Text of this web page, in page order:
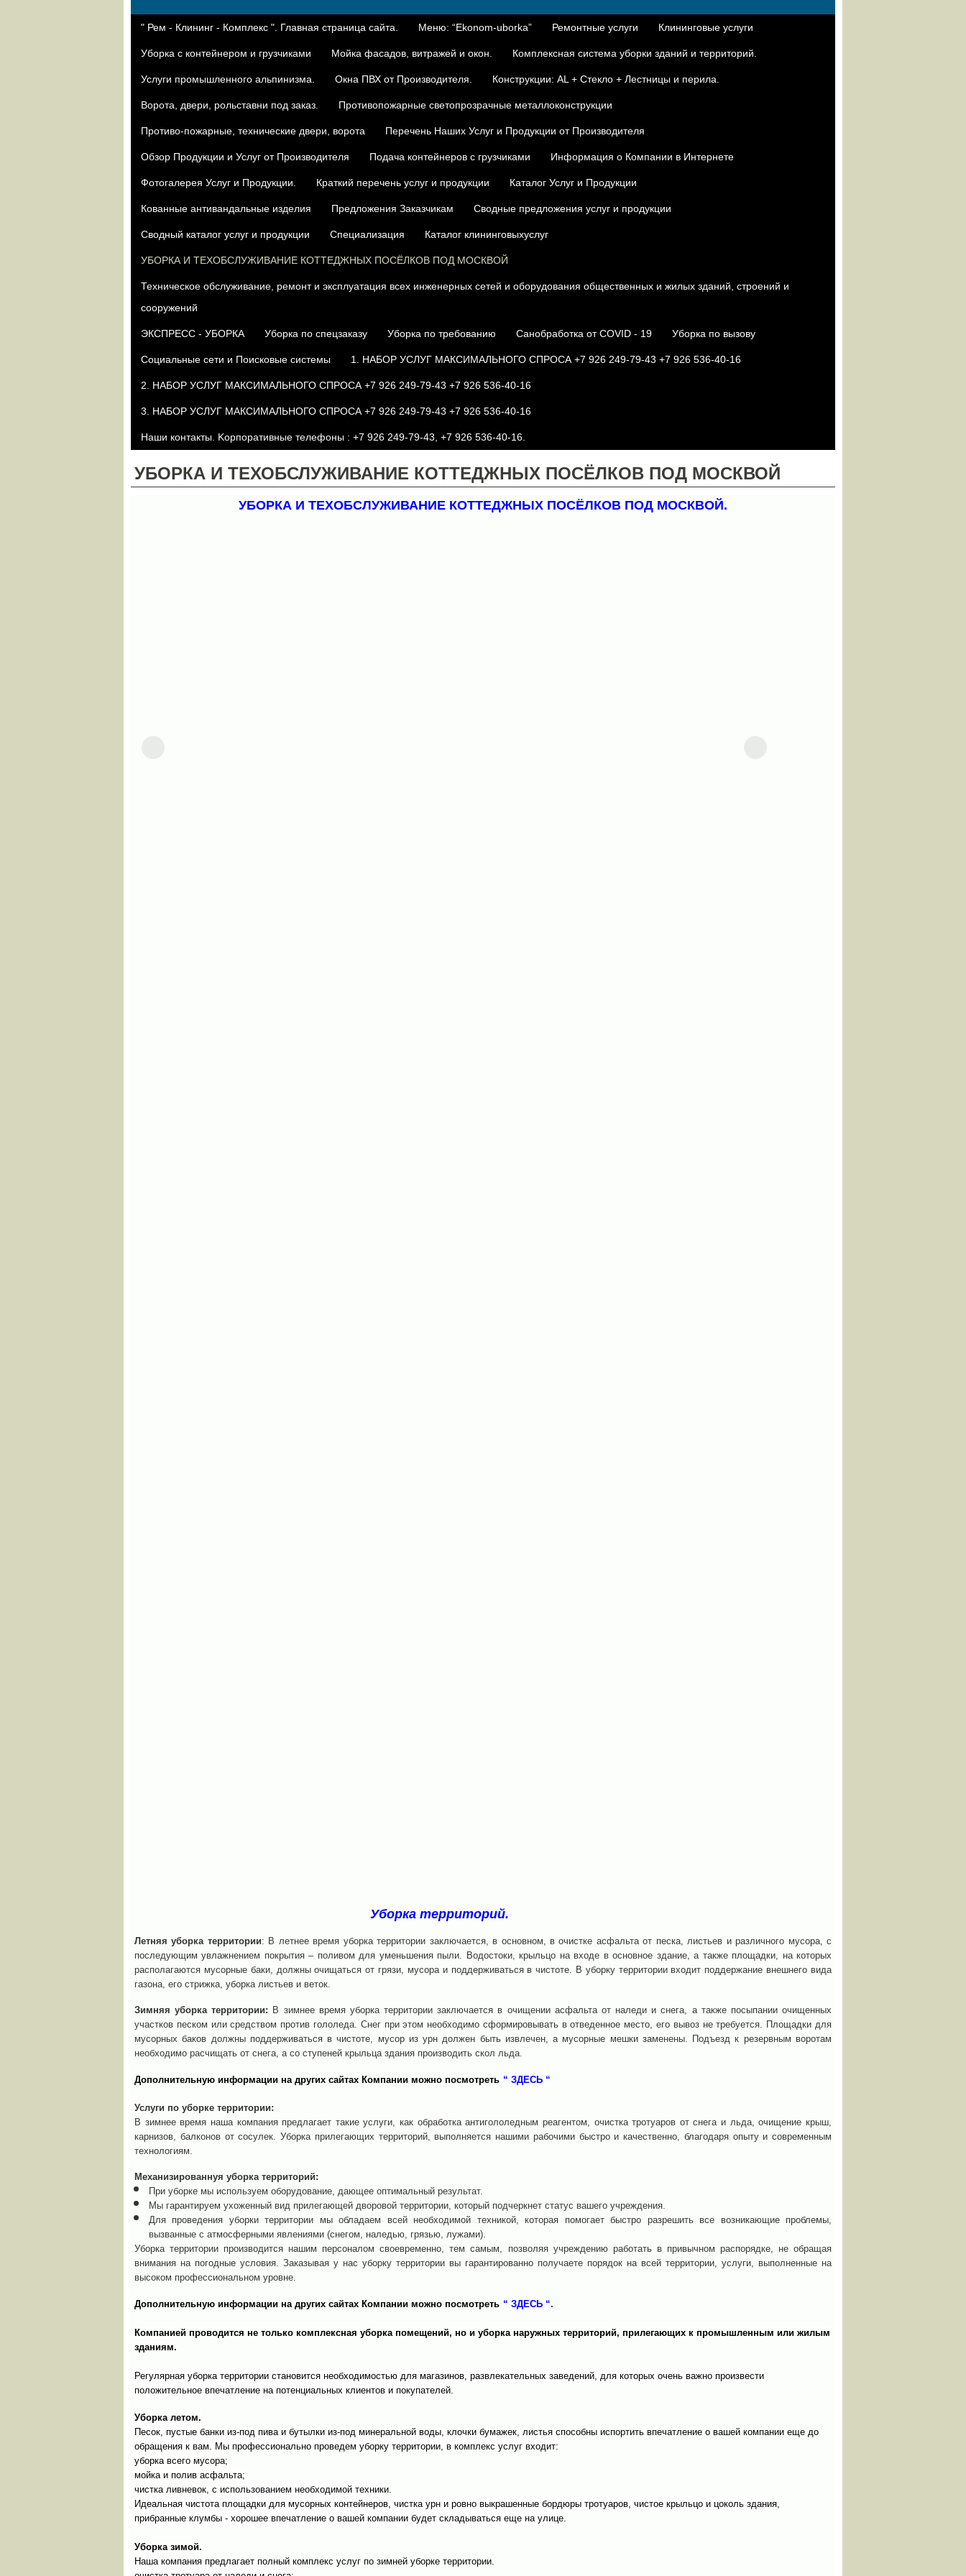
" Рем - Клининг - Комплекс ". Главная страница сайта. Меню: “Ekonom-uborka” Ремонтные услуги Клининговые услуги
Уборка с контейнером и грузчиками Мойка фасадов, витражей и окон. Комплексная система уборки зданий и территорий.
Услуги промышленного альпинизма. Окна ПВХ от Производителя. Конструкции: AL + Стекло + Лестницы и перила.
Ворота, двери, рольставни под заказ. Противопожарные светопрозрачные металлоконструкции
Противо-пожарные, технические двери, ворота Перечень Наших Услуг и Продукции от Производителя
Oбзор Продукции и Услуг от Производителя Подача контейнеров с грузчиками Информация о Компании в Интернете
Фотогалерея Услуг и Продукции. Краткий перечень услуг и продукции Каталог Услуг и Продукции
Кованные антивандальные изделия Предложения Заказчикам Сводные предложения услуг и продукции
Сводный каталог услуг и продукции Специализация Каталог клининговыхуслуг
УБОРКА И ТЕХОБСЛУЖИВАНИЕ КОТТЕДЖНЫХ ПОСЁЛКОВ ПОД МОСКВОЙ
Техническое обслуживание, ремонт и эксплуатация всех инженерных сетей и оборудования общественных и жилых зданий, строений и
сооружений
ЭКСПРЕСС - УБОРКА Уборка по спецзаказу Уборка по требованию Санобработка от COVID - 19 Уборка по вызову
Социальные сети и Поисковые системы 1. НАБОР УСЛУГ МАКСИМАЛЬНОГО СПРОСА +7 926 249-79-43 +7 926 536-40-16
2. НАБОР УСЛУГ МАКСИМАЛЬНОГО СПРОСА +7 926 249-79-43 +7 926 536-40-16
3. НАБОР УСЛУГ МАКСИМАЛЬНОГО СПРОСА +7 926 249-79-43 +7 926 536-40-16
Наши контакты. Kорпоративные телефоны : +7 926 249-79-43, +7 926 536-40-16.
УБОРКА И ТЕХОБСЛУЖИВАНИЕ КОТТЕДЖНЫХ ПОСЁЛКОВ ПОД МОСКВОЙ
УБОРКА И ТЕХОБСЛУЖИВАНИЕ КОТТЕДЖНЫХ ПОСЁЛКОВ ПОД МОСКВОЙ.
Уборка территорий.
Летняя уборка территории: В летнее время уборка территории заключается, в основном, в очистке асфальта от песка, листьев и различного мусора, с
последующим увлажнением покрытия – поливом для уменьшения пыли. Водостоки, крыльцо на входе в основное здание, а также площадки, на которых
располагаются мусорные баки, должны очищаться от грязи, мусора и поддерживаться в чистоте. В уборку территории входит поддержание внешнего вида
газона, его стрижка, уборка листьев и веток.
Зимняя уборка территории: В зимнее время уборка территории заключается в очищении асфальта от наледи и снега, а также посыпании очищенных
участков песком или средством против гололеда. Снег при этом необходимо сформировывать в отведенное место, его вывоз не требуется. Площадки для
мусорных баков должны поддерживаться в чистоте, мусор из урн должен быть извлечен, а мусорные мешки заменены. Подъезд к резервным воротам
необходимо расчищать от снега, а со ступеней крыльца здания производить скол льда.
Дополнительную информации на других сайтах Компании можно посмотреть “ ЗДЕСЬ “
Услуги по уборке территории:
В зимнее время наша компания предлагает такие услуги, как обработка антигололедным реагентом, очистка тротуаров от снега и льда, очищение крыш,
карнизов, балконов от сосулек. Уборка прилегающих территорий, выполняется нашими рабочими быстро и качественно, благодаря опыту и современным
технологиям.
Механизированнуя уборка территорий:
При уборке мы используем оборудование, дающее оптимальный результат.
Мы гарантируем ухоженный вид прилегающей дворовой территории, который подчеркнет статус вашего учреждения.
Для проведения уборки территории мы обладаем всей необходимой техникой, которая помогает быстро разрешить все возникающие проблемы,
вызванные с атмосферными явлениями (снегом, наледью, грязью, лужами).
Уборка территории производится нашим персоналом своевременно, тем самым, позволяя учреждению работать в привычном распорядке, не обращая
внимания на погодные условия. Заказывая у нас уборку территории вы гарантированно получаете порядок на всей территории, услуги, выполненные на
высоком профессиональном уровне.
Дополнительную информации на других сайтах Компании можно посмотреть “ ЗДЕСЬ “.
Компанией проводится не только комплексная уборка помещений, но и уборка наружных территорий, прилегающих к промышленным или жилым
зданиям.
Регулярная уборка территории становится необходимостью для магазинов, развлекательных заведений, для которых очень важно произвести
положительное впечатление на потенциальных клиентов и покупателей.
Уборка летом.
Песок, пустые банки из-под пива и бутылки из-под минеральной воды, клочки бумажек, листья способны испортить впечатление о вашей компании еще до
обращения к вам. Мы профессионально проведем уборку территории, в комплекс услуг входит:
уборка всего мусора;
мойка и полив асфальта;
чистка ливневок, с использованием необходимой техники.
Идеальная чистота площадки для мусорных контейнеров, чистка урн и ровно выкрашенные бордюры тротуаров, чистое крыльцо и цоколь здания,
прибранные клумбы - хорошее впечатление о вашей компании будет складываться еще на улице.
Уборка зимой.
Наша компания предлагает полный комплекс услуг по зимней уборке территории.